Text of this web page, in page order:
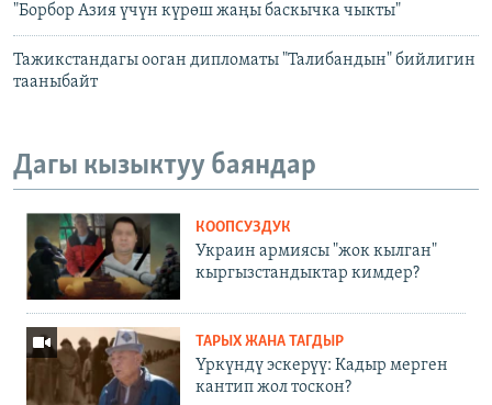
"Борбор Азия үчүн күрөш жаңы баскычка чыкты"
Тажикстандагы ооган дипломаты "Талибандын" бийлигин
тааныбайт
Дагы кызыктуу баяндар
КООПСУЗДУК
Украин армиясы "жок кылган"
кыргызстандыктар кимдер?
ТАРЫХ ЖАНА ТАГДЫР
Үркүндү эскерүү: Кадыр мерген
кантип жол тоскон?